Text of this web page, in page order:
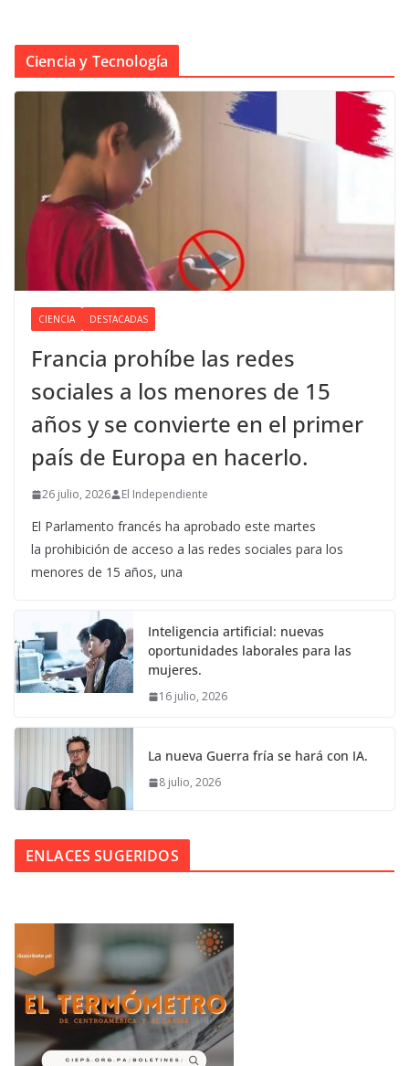
Ciencia y Tecnología
CIENCIA DESTACADAS
Francia prohíbe las redes
sociales a los menores de 15
años y se convierte en el primer
país de Europa en hacerlo.
26 julio, 2026 El Independiente
El Parlamento francés ha aprobado este martes
la prohibición de acceso a las redes sociales para los
menores de 15 años, una
Inteligencia artificial: nuevas
oportunidades laborales para las
mujeres.
16 julio, 2026
La nueva Guerra fría se hará con IA.
8 julio, 2026
ENLACES SUGERIDOS